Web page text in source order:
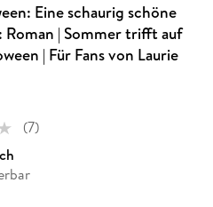
Eine schaurig schöne
Roman | Sommer trifft auf
| Für Fans von Laurie
(7)